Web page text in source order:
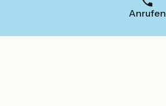
Anrufen